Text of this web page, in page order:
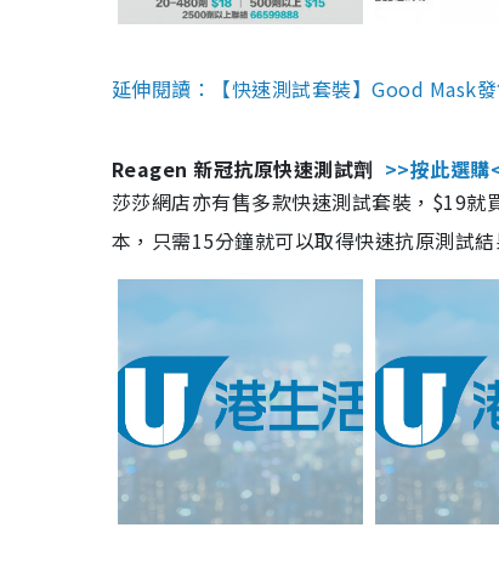
延伸閱讀：【快速測試套裝】Good Mask
Reagen 新冠抗原快速測試劑 >>按此選購
莎莎網店亦有售多款快速測試套裝，$19
本，只需15分鐘就可以取得快速抗原測試